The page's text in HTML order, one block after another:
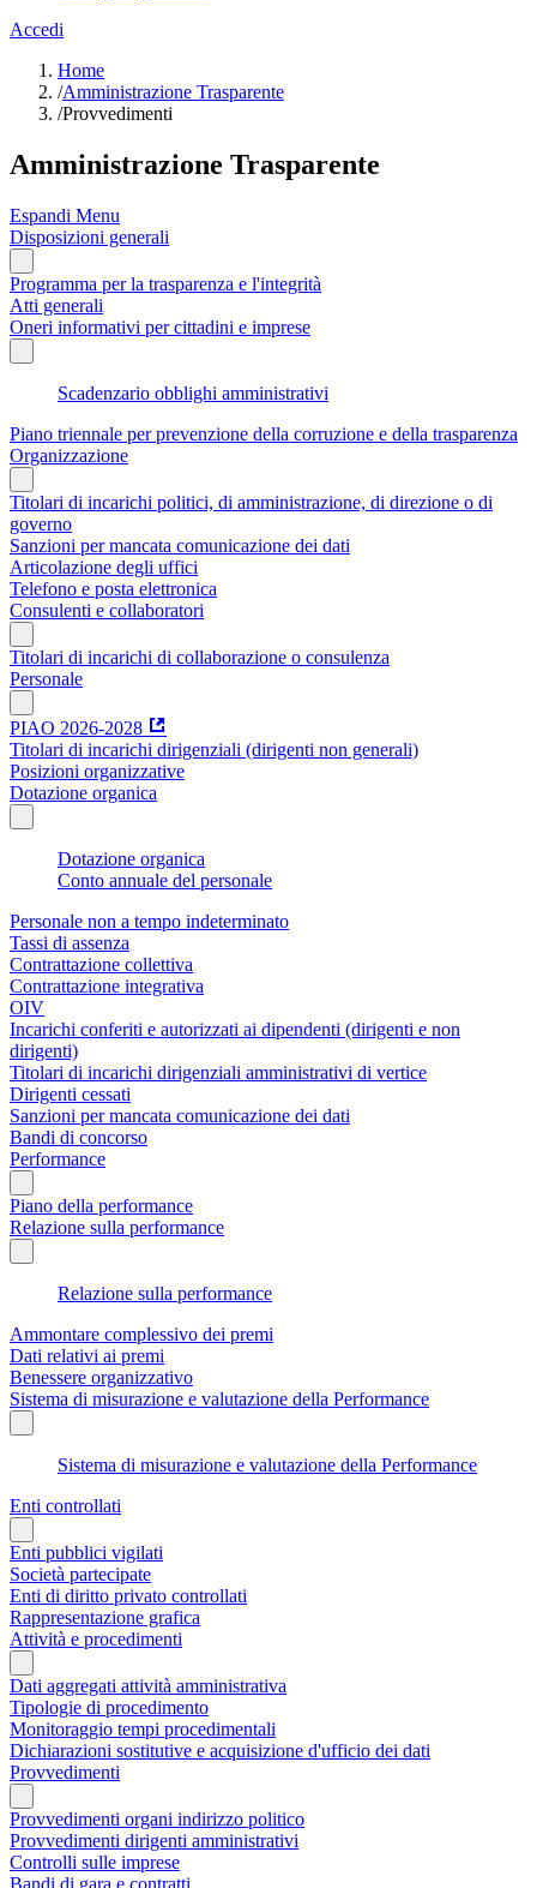
Accedi
Home
/Amministrazione Trasparente
/Provvedimenti
Amministrazione Trasparente
Espandi Menu
Disposizioni generali
Programma per la trasparenza e l'integrità
Atti generali
Oneri informativi per cittadini e imprese
Scadenzario obblighi amministrativi
Piano triennale per prevenzione della corruzione e della trasparenza
Organizzazione
Titolari di incarichi politici, di amministrazione, di direzione o di
governo
Sanzioni per mancata comunicazione dei dati
Articolazione degli uffici
Telefono e posta elettronica
Consulenti e collaboratori
Titolari di incarichi di collaborazione o consulenza
Personale
PIAO 2026-2028
Titolari di incarichi dirigenziali (dirigenti non generali)
Posizioni organizzative
Dotazione organica
Dotazione organica
Conto annuale del personale
Personale non a tempo indeterminato
Tassi di assenza
Contrattazione collettiva
Contrattazione integrativa
OIV
Incarichi conferiti e autorizzati ai dipendenti (dirigenti e non
dirigenti)
Titolari di incarichi dirigenziali amministrativi di vertice
Dirigenti cessati
Sanzioni per mancata comunicazione dei dati
Bandi di concorso
Performance
Piano della performance
Relazione sulla performance
Relazione sulla performance
Ammontare complessivo dei premi
Dati relativi ai premi
Benessere organizzativo
Sistema di misurazione e valutazione della Performance
Sistema di misurazione e valutazione della Performance
Enti controllati
Enti pubblici vigilati
Società partecipate
Enti di diritto privato controllati
Rappresentazione grafica
Attività e procedimenti
Dati aggregati attività amministrativa
Tipologie di procedimento
Monitoraggio tempi procedimentali
Dichiarazioni sostitutive e acquisizione d'ufficio dei dati
Provvedimenti
Provvedimenti organi indirizzo politico
Provvedimenti dirigenti amministrativi
Controlli sulle imprese
Bandi di gara e contratti